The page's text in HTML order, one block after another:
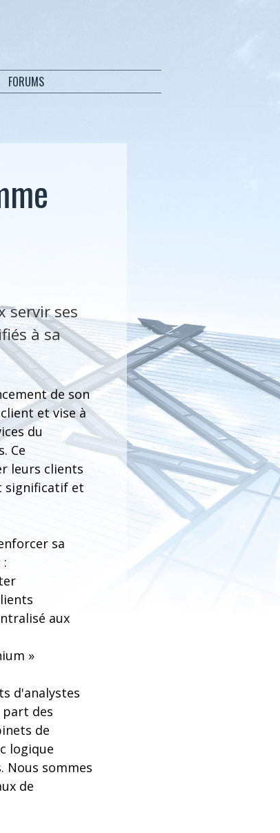
FORUMS
servir ses
à sa
de son
et vise à
du
Ce
leurs clients
significatif et
sa
aux
»
d'analystes
part des
de
logique
Nous sommes
de